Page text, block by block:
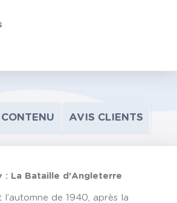
CONTENU AVIS CLIENTS
: La Bataille d'Angleterre
l’automne de 1940, après la